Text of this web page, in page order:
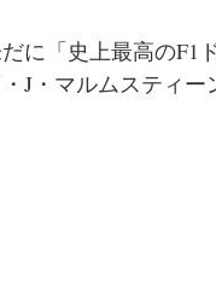
に「史上最高のF1
J・マルムスティ